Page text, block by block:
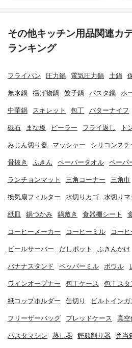
その他キッチン用品関連カ
ランキング
フライパン 圧力鍋 電気圧力鍋 土鍋
無水鍋 揚げ物鍋 餃子鍋 パスタ鍋 ホ
中華鍋 スキレット 包丁 バターナイフ
砥石 まな板 ピーラー フライ返し ト
みじん切り器 マッシャー シリコンスチ
骨抜き ふきん ペーパータオル ペーパ
ランチョンマット 三角コーナー 三角巾
換気扇フィルター 水切りカゴ 水切りマ
紙皿 鍋つかみ 鍋敷き 食器棚シート
コーヒーメーカー コーヒーミル コー
ビールサーバー だしポット ふきんかけ
バナナスタンド ペッパーミル ボウル
ワインオープナー 包丁ケース 包丁スタ
紙コップホルダー 缶切り ビルトインガ
フリーザーバッグ ブレッドケース 真空
パスタマシン 蒸し器 鰹節削り器 弁当